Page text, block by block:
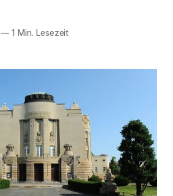
—1 Min. Lesezeit